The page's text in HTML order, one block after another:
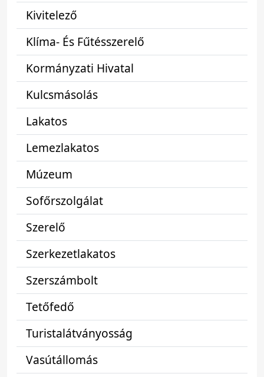
Kivitelező
Klíma- És Fűtésszerelő
Kormányzati Hivatal
Kulcsmásolás
Lakatos
Lemezlakatos
Múzeum
Sofőrszolgálat
Szerelő
Szerkezetlakatos
Szerszámbolt
Tetőfedő
Turistalátványosság
Vasútállomás